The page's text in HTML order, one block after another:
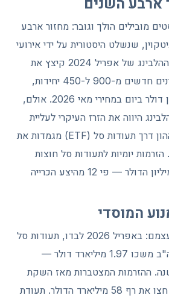
מובילים הולך וגובר: מחזור ארבע
שנשלט היסטורית על ידי אירועי
ההלבינג, הגיע לסיומו. ההלבינג של אפריל 2024 קיצץ את
הייצור היומי של ביטקוינים חדשים מ-900 ל-450 יחידות,
שווה ערך לכ-40 מיליון דולר ביום במחירי מאי 2026. אולם,
היווה את הזרז העיקרי לעליית
מחירים, כיום הזרמות ההון דרך תעודות סל (ETF) מגמדות את
יומיות לתעודות סל חוצות
בקביעות את רף 500 מיליון הדולר — פי 12 מהיצע הכרייה
המוסדי
הנתונים מדברים בעד עצמם: באפריל 2026 לבדו, תעודות סל
ספוט על ביטקוין בארה"ב משכו 1.97 מיליארד דולר —
ההזרמות המצטברות מאז השקת
המוצרים בינואר 2024 חצו את רף 58 מיליארד הדולר. תעודת